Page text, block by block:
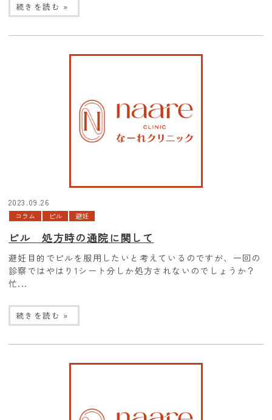
続きを読む »
2023.09.26
コラム ピル 避妊
ピル 処方時の通院に関して
避妊目的でピルを服用したいと考えているのですが、一回の
診察ではやはり1シート分しか処方されないのでしょうか？
忙...
続きを読む »